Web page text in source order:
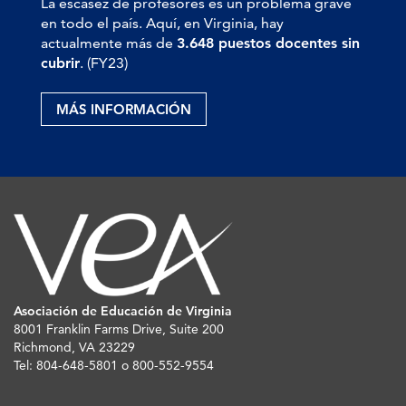
en todo el país. Aquí, en Virginia, hay
actualmente más de 3.648 puestos docentes sin
cubrir. (FY23)
MÁS INFORMACIÓN
Asociación de Educación de Virginia
8001 Franklin Farms Drive, Suite 200
Richmond, VA 23229
Tel: 804-648-5801 o 800-552-9554